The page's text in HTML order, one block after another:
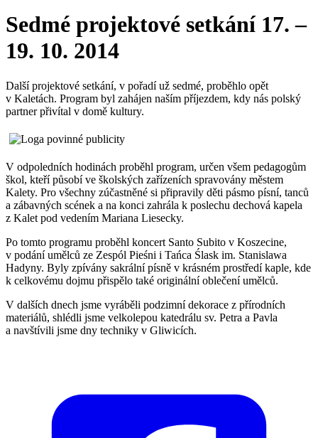
Sedmé projektové setkání 17. –
19. 10. 2014
Další projektové setkání, v pořadí už sedmé, proběhlo opět
v Kaletách. Program byl zahájen naším příjezdem, kdy nás polský
partner přivítal v domě kultury.
V odpoledních hodinách proběhl program, určen všem pedagogům
škol, kteří působí ve školských zařízeních spravovány městem
Kalety. Pro všechny zúčastněné si připravily děti pásmo písní, tanců
a zábavných scének a na konci zahrála k poslechu dechová kapela
z Kalet pod vedením Mariana Liesecky.
Po tomto programu proběhl koncert Santo Subito v Koszecine,
v podání umělců ze Zespól Pieśni i Tańca Ślask im. Stanislawa
Hadyny. Byly zpívány sakrální písně v krásném prostředí kaple, kde
k celkovému dojmu přispělo také originální oblečení umělců.
V dalších dnech jsme vyráběli podzimní dekorace z přírodních
materiálů, shlédli jsme velkolepou katedrálu sv. Petra a Pavla
a navštívili jsme dny techniky v Gliwicích.